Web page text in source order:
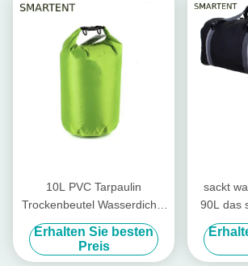
10L PVC Tarpaulin
Trockenbeutel Wasserdichte
Taschen Kajakfahren
Kanufahren Schwimmen
Tauchen
Erhalten Sie besten
Preis
sackt
90L das
Reise-